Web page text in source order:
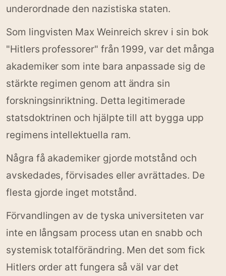
underordnade den nazistiska staten.
Som lingvisten Max Weinreich skrev i sin bok
"Hitlers professorer" från 1999, var det många
akademiker som inte bara anpassade sig de
stärkte regimen genom att ändra sin
forskningsinriktning. Detta legitimerade
statsdoktrinen och hjälpte till att bygga upp
regimens intellektuella ram.
Några få akademiker gjorde motstånd och
avskedades, förvisades eller avrättades. De
flesta gjorde inget motstånd.
Förvandlingen av de tyska universiteten var
inte en långsam process utan en snabb och
systemisk totalförändring. Men det som fick
Hitlers order att fungera så väl var det